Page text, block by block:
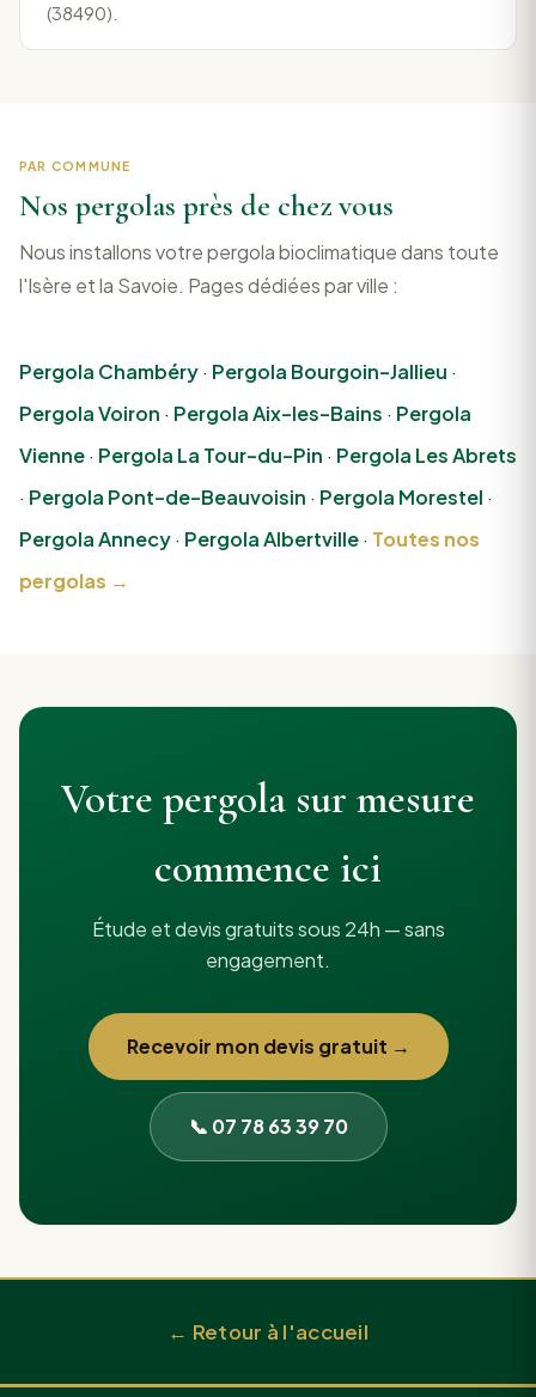
(38490).
PAR COMMUNE
Nos pergolas près de chez vous
Nous installons votre pergola bioclimatique dans toute
l'Isère et la Savoie. Pages dédiées par ville :
Pergola Chambéry· Pergola Bourgoin-Jallieu ·
Pergola Voiron · Pergola Aix-les-Bains · Pergola
Vienne· Pergola La Tour-du-Pin · Pergola Les Abrets
· Pergola Pont-de-Beauvoisin · Pergola Morestel ·
Pergola Annecy· Pergola Albertville· Toutes nos
pergolas →
Votre pergola sur mesure
commence ici
Étude et devis gratuits sous 24h — sans
engagement.
Recevoir mon devis gratuit →
📞 07 78 63 39 70
← Retour à l'accueil